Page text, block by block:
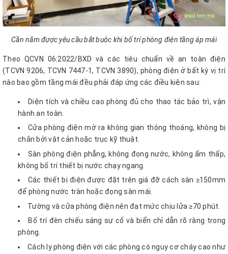
Cần nắm được yêu cầu bắt buộc khi bố trí phòng điện tầng áp mái
Theo QCVN 06:2022/BXD và các tiêu chuẩn về an toàn điện
(TCVN 9206, TCVN 7447-1, TCVN 3890), phòng điện ở bất kỳ vị trí
nào bao gồm tầng mái đều phải đáp ứng các điều kiện sau:
Diện tích và chiều cao phòng đủ cho thao tác bảo trì, vận
hành an toàn.
Cửa phòng điện mở ra không gian thông thoáng, không bị
chắn bởi vật cản hoặc trục kỹ thuật.
Sàn phòng điện phẳng, không đọng nước, không ẩm thấp,
không bố trí thiết bị nước chạy ngang.
Các thiết bị điện được đặt trên giá đỡ cách sàn ≥150mm
để phòng nước tràn hoặc đọng sàn mái.
Tường và cửa phòng điện nên đạt mức chịu lửa ≥70 phút.
Bố trí đèn chiếu sáng sự cố và biển chỉ dẫn rõ ràng trong
phòng.
Cách ly phòng điện với các phòng có nguy cơ cháy cao như